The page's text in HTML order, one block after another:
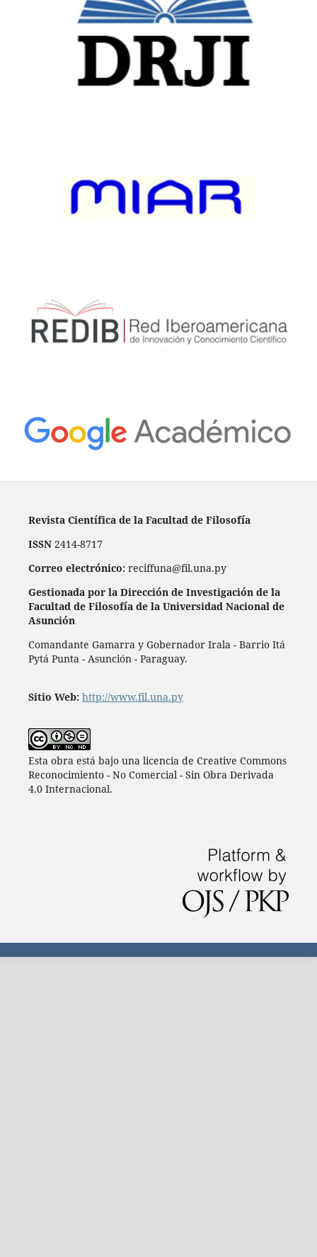
Revista Científica de la Facultad de Filosofía
ISSN2414-8717
Correo electrónico: reciffuna@fil.una.py
Gestionada por la Dirección de Investigación de la
Facultad de Filosofía de la Universidad Nacional de
Asunción
Comandante Gamarra y Gobernador Irala - Barrio Itá
Pytá Punta - Asunción - Paraguay.
Sitio Web: http://www.fil.una.py
Esta obra está bajo una licencia de Creative Commons
Reconocimiento - No Comercial - Sin Obra Derivada
4.0 Internacional.